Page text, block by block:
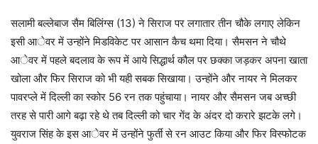
सलामी बल्लेबाज सैम बिलिंग्स (13) ने सिराज पर लगातार तीन चौके लगाए लेकिन
इसी आेवर में उन्होंने मिडविकेट पर आसान कैच थमा दिया। सैमसन ने चौथे
आेवर में पहले बदलाव के रूप में आये सिद्धार्थ कौल पर छक्का जड़कर अपना खाता
खोला और फिर सिराज को भी यही सबक सिखाया। उन्होंने और नायर ने मिलकर
पावरप्ले में दिल्ली का स्कोर 56 रन तक पहुंचाया। नायर और सैमसन जब अच्छी
तरह से पारी आगे बढ़ा रहे थे तब दिल्ली को चार गेंद के अंदर दो करारे झटके लगे।
युवराज सिंह के इस आेवर में उन्होंने फुर्ती से रन आउट किया और फिर विस्फोटक